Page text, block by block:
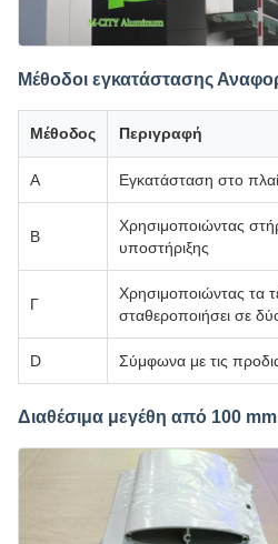
Μέθοδοι εγκατάστασης
Μέθοδος Περιγραφή
Α Εγκατάσταση στο
Β
Χρησιμοποιώντας
υποστήριξης
Γ
Χρησιμοποιώντας τα
σταθεροποιήσει σε
D Σύμφωνα με τις
Διαθέσιμα μεγέθη από 100